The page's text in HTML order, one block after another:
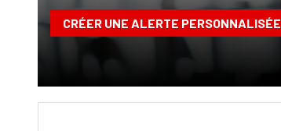
CRÉER UNE ALERTE PERSONNALISÉE